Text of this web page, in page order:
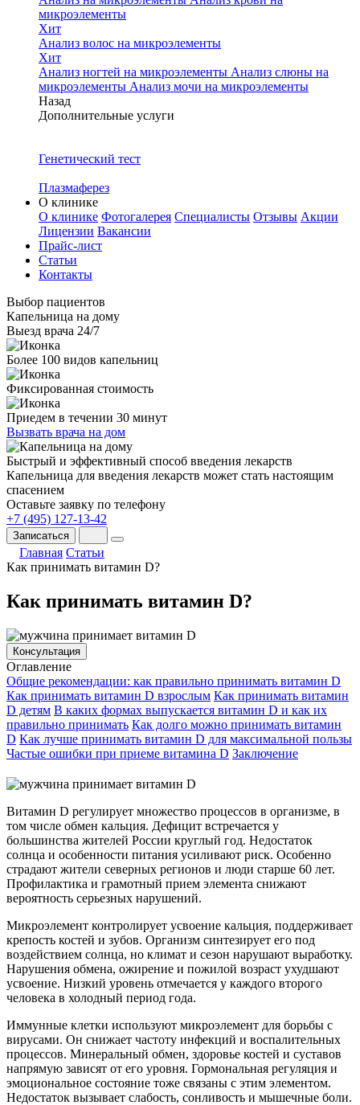
микроэлементы
Хит
Анализ волос на микроэлементы
Хит
Анализ ногтей на микроэлементы Анализ слюны на
микроэлементы Анализ мочи на микроэлементы
Назад
Дополнительные услуги
Генетический тест
Плазмаферез
О клинике
О клинике Фотогалерея Специалисты Отзывы Акции
Лицензии Вакансии
Прайс-лист
Статьи
Контакты
Выбор пациентов
Капельница на дому
Выезд врача 24/7
Более 100 видов капельниц
Фиксированная стоимость
Приедем в течении 30 минут
Вызвать врача на дом
Быстрый и эффективный способ введения лекарств
Капельница для введения лекарств может стать настоящим
спасением
Оставьте заявку по телефону
+7 (495) 127-13-42
Записаться
Главная Статьи
Как принимать витамин D?
Как принимать витамин D?
Консультация
Оглавление
Общие рекомендации: как правильно принимать витамин D
Как принимать витамин D взрослым Как принимать витамин
D детям В каких формах выпускается витамин D и как их
правильно принимать Как долго можно принимать витамин
D Как лучше принимать витамин D для максимальной пользы
Частые ошибки при приеме витамина D Заключение
Витамин D регулирует множество процессов в организме, в
том числе обмен кальция. Дефицит встречается у
большинства жителей России круглый год. Недостаток
солнца и особенности питания усиливают риск. Особенно
страдают жители северных регионов и люди старше 60 лет.
Профилактика и грамотный прием элемента снижают
вероятность серьезных нарушений.
Микроэлемент контролирует усвоение кальция, поддерживает
крепость костей и зубов. Организм синтезирует его под
воздействием солнца, но климат и сезон нарушают выработку.
Нарушения обмена, ожирение и пожилой возраст ухудшают
усвоение. Низкий уровень отмечается у каждого второго
человека в холодный период года.
Иммунные клетки используют микроэлемент для борьбы с
вирусами. Он снижает частоту инфекций и воспалительных
процессов. Минеральный обмен, здоровье костей и суставов
напрямую зависят от его уровня. Гормональная регуляция и
эмоциональное состояние тоже связаны с этим элементом.
Недостаток вызывает слабость, сонливость и мышечные боли.